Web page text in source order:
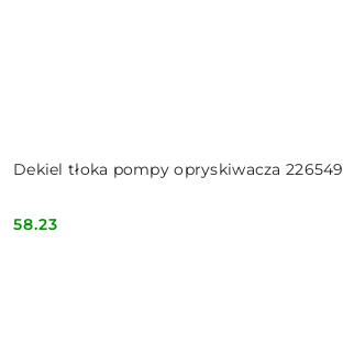
Dekiel tłoka pompy opryskiwacza 226549
Cena:
58.23